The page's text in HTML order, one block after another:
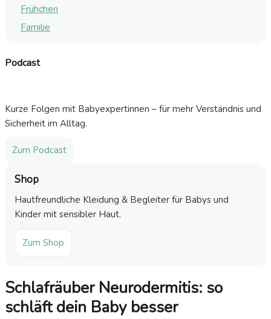
Frühchen
Familie
Podcast
Kurze Folgen mit Babyexpertinnen – für mehr Verständnis und
Sicherheit im Alltag.
Zum Podcast
Shop
Hautfreundliche Kleidung & Begleiter für Babys und
Kinder mit sensibler Haut.
Zum Shop
Schlafräuber Neurodermitis: so
schläft dein Baby besser